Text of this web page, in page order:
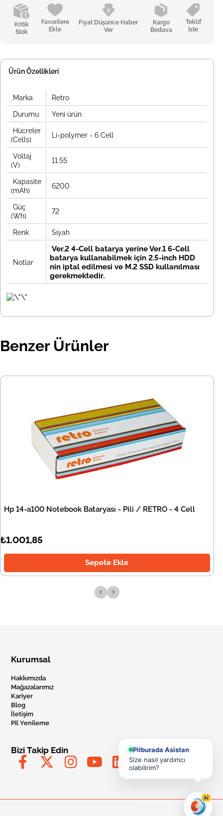
Kritik
Stok
Favorilere
Ekle
Fiyat Düşünce Haber
Ver
Kargo
Bedava
Teklif
İste
Ürün Özellikleri
Marka Retro
Durumu Yeni ürün
Hücreler
(Cells)
Li-polymer - 6 Cell
Voltaj
(V)
11.55
Kapasite
(mAh)
6200
Güç
(Wh)
72
Renk Siyah
Notlar
Ver.2 4-Cell batarya yerine Ver.1 6-Cell
batarya kullanabilmek için 2.5-inch HDD
nin iptal edilmesi ve M.2 SSD kullanılması
gerekmektedir.
Benzer Ürünler
Hp 14-a100 Notebook Bataryası - Pili / RETRO - 4 Cell
₺1.001,85
Sepete Ekle
‹ ›
Kurumsal
Hakkımızda
Mağazalarımız
Kariyer
Blog
İletişim
Pil Yenileme
Bizi Takip Edin
Pilburada Asistan
Size nasıl yardımcı
olabilirim?
AI